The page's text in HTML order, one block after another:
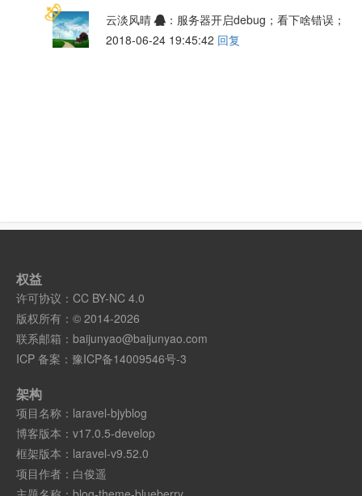
云淡风晴
：服务器开启debug；看下啥错误；
2018-06-24 19:45:42 回复
权益
许可协议： CC BY-NC 4.0
版权所有：© 2014-2026
联系邮箱： baijunyao@baijunyao.com
ICP 备案： 豫ICP备14009546号-3
架构
项目名称： laravel-bjyblog
博客版本： v17.0.5-develop
框架版本： laravel-v9.52.0
项目作者： 白俊遥